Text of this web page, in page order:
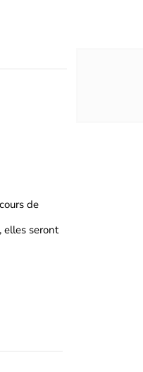
de
elles seront